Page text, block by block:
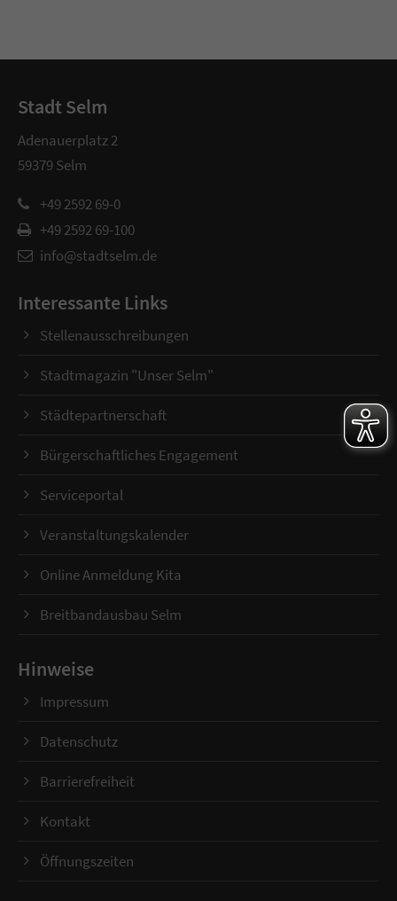
Stadt Selm
Adenauerplatz 2
59379 Selm
+49 2592 69-0
+49 2592 69-100
info@stadtselm.de
Interessante Links
Stellenausschreibungen
Stadtmagazin "Unser Selm"
Städtepartnerschaft
Bürgerschaftliches Engagement
Serviceportal
Veranstaltungskalender
Online Anmeldung Kita
Breitbandausbau Selm
Hinweise
Impressum
Datenschutz
Barrierefreiheit
Kontakt
Öffnungszeiten